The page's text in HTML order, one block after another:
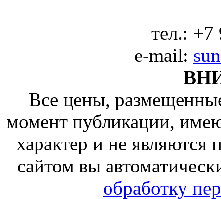
тел.: +7
e-mail:
Все цены,
момент публикации,
характер и не
сайтом вы
обработку